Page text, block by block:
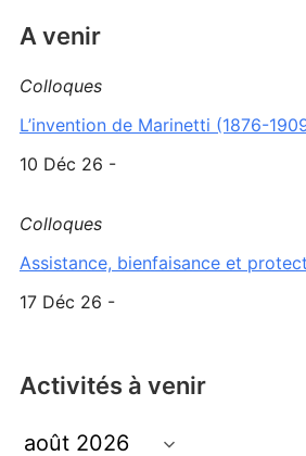
A venir
Colloques
L’invention de Marinetti (1876-
10 Déc 26 -
Colloques
Assistance, bienfaisance et
17 Déc 26 -
Activités à venir